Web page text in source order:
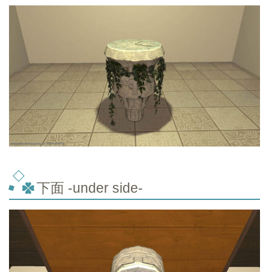
下面 -under side-